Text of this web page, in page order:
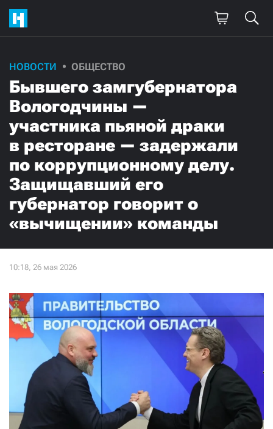
НОВОСТИ ОБЩЕСТВО
Бывшего замгубернатора
Вологодчины —
участника пьяной драки
в ресторане — задержали
по коррупционному делу.
Защищавший его
губернатор говорит о
«вычищении» команды